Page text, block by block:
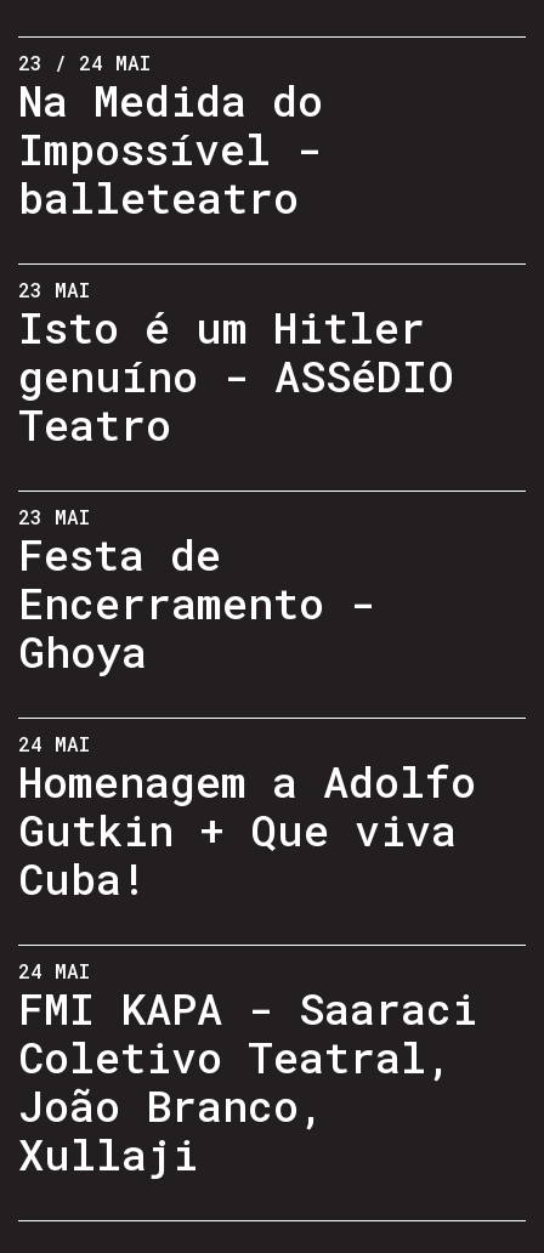
23 / 24 MAI
Na Medida do
Impossível -
balleteatro
23 MAI
Isto é um Hitler
genuíno - ASSéDIO
Teatro
23 MAI
Festa de
Encerramento -
Ghoya
24 MAI
Homenagem a Adolfo
Gutkin + Que viva
Cuba!
24 MAI
FMI KAPA - Saaraci
Coletivo Teatral,
João Branco,
Xullaji